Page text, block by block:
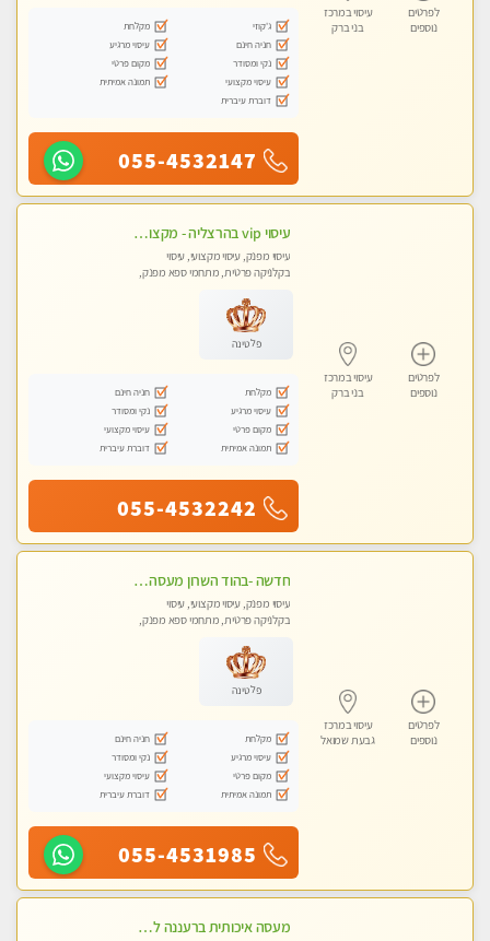
לפרטים
נוספים
עיסוי במרכז
בני ברק
ג'קוזי
מקלחת
חניה חינם
עיסוי מרגיע
נקי ומסודר
מקום פרטי
עיסוי מקצועי
תמונה אמיתית
דוברת עיברית
055-4532147
לפרטים
נוספים
עיסוי במרכז
בני ברק
עיסוי vip בהרצליה - מקצועי ומפנק ומיוחד
עיסוי מפנק, עיסוי מקצועי, עיסוי
בקלניקה פרטית, מתחמי ספא מפנק,
פלטינה
מקלחת
חניה חינם
עיסוי מרגיע
נקי ומסודר
מקום פרטי
עיסוי מקצועי
תמונה אמיתית
דוברת עיברית
055-4532242
לפרטים
נוספים
עיסוי במרכז
גבעת שמואל
חדשה -בהוד השרון מעסה איכותית מפנקת ומקצועית לעיסוי חלומי .....
עיסוי מפנק, עיסוי מקצועי, עיסוי
בקלניקה פרטית, מתחמי ספא מפנק,
פלטינה
מקלחת
חניה חינם
עיסוי מרגיע
נקי ומסודר
מקום פרטי
עיסוי מקצועי
תמונה אמיתית
דוברת עיברית
055-4531985
מעסה איכותית ברעננה למאסז מקצועי ומפנק לכל שרירי הגוף